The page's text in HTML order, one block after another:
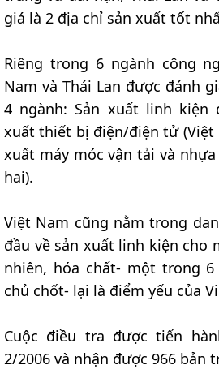
giá là 2 địa chỉ sản xuất tốt
Riêng trong 6 ngành công
Nam và Thái Lan được đánh
4 ngành: Sản xuất linh kiện
xuất thiết bị điện/điện tử (Việt
xuất máy móc vận tải và
hai).
Việt Nam cũng nằm trong
đầu về sản xuất linh kiện cho
nhiên, hóa chất- một trong
chủ chốt- lại là điểm yếu của
Cuộc điều tra được tiến
2/2006 và nhận được 966 bản